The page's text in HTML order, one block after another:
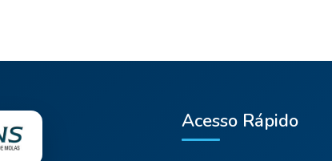
Acesso Rápido